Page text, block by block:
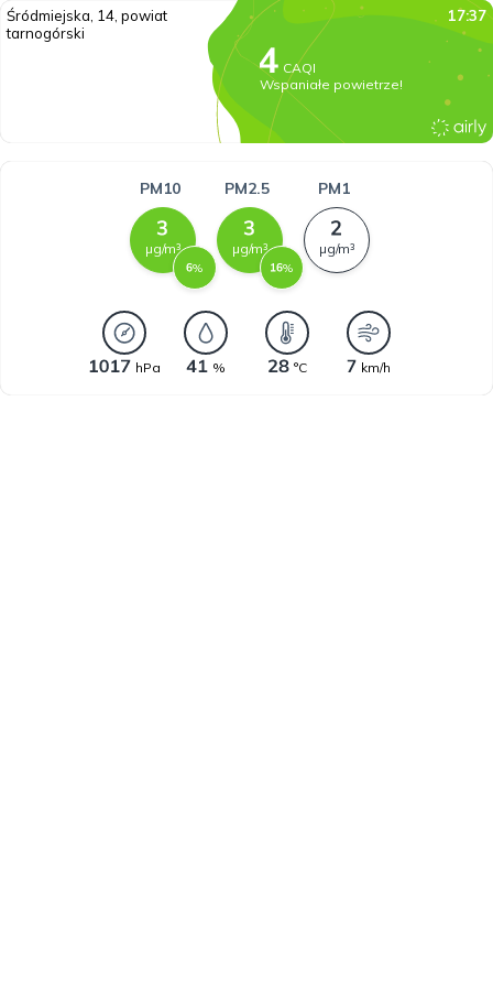
Śródmiejska, 14, powiat
tarnogórski
17:37
CAQI
Wspaniałe powietrze!
PM10
µg/m³
%
PM2.5
µg/m³
%
PM1
µg/m³
hPa % °C km/h